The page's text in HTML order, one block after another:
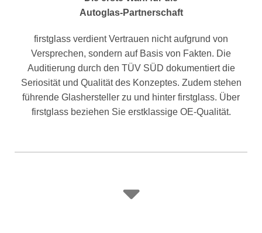
Autoglas-Partnerschaft
firstglass verdient Vertrauen nicht aufgrund von
Versprechen, sondern auf Basis von Fakten. Die
Auditierung durch den TÜV SÜD dokumentiert die
Seriosität und Qualität des Konzeptes. Zudem stehen
führende Glashersteller zu und hinter firstglass. Über
firstglass beziehen Sie erstklassige OE-Qualität.